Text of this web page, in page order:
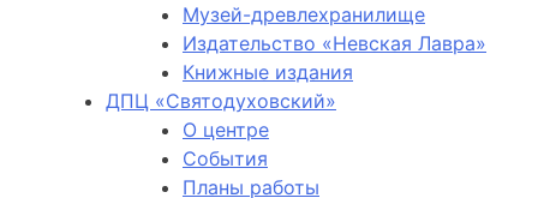
Музей-древлехранилище
Издательство «Невская Лавра»
Книжные издания
ДПЦ «Святодуховский»
О центре
События
Планы работы